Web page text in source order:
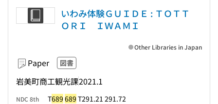
いわみ体験ＧＵＩＤＥ : ＴＯＴＴ
ＯＲＩ ＩＷＡＭＩ
Paper 図書
岩美町商工観光課2021.1
Other Libraries in Japan
NDC 8th T689 689 T291.21 291.72